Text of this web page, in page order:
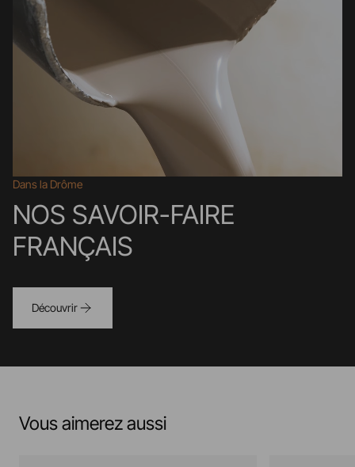
Dans la Drôme
NOS SAVOIR-FAIRE
FRANÇAIS
Découvrir
Vous aimerez aussi